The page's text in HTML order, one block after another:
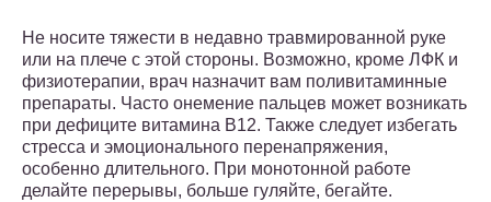
Не носите тяжести в недавно травмированной руке
или на плече с этой стороны. Возможно, кроме ЛФК и
физиотерапии, врач назначит вам поливитаминные
препараты. Часто онемение пальцев может возникать
при дефиците витамина В12. Также следует избегать
стресса и эмоционального перенапряжения,
особенно длительного. При монотонной работе
делайте перерывы, больше гуляйте, бегайте.